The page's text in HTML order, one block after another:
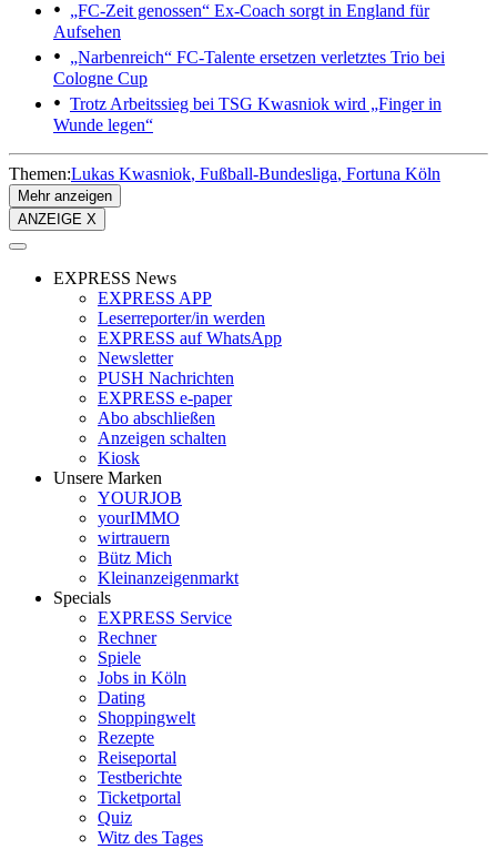
„FC-Zeit genossen“ Ex-Coach sorgt in England für
Aufsehen
„Narbenreich“ FC-Talente ersetzen verletztes Trio bei
Cologne Cup
Trotz Arbeitssieg bei TSG Kwasniok wird „Finger in
Wunde legen“
Themen:Lukas Kwasniok Fußball-Bundesliga Fortuna Köln
Mehr anzeigen
ANZEIGE X
EXPRESS News
EXPRESS APP
Leserreporter/in werden
EXPRESS auf WhatsApp
Newsletter
PUSH Nachrichten
EXPRESS e-paper
Abo abschließen
Anzeigen schalten
Kiosk
Unsere Marken
YOURJOB
yourIMMO
wirtrauern
Bütz Mich
Kleinanzeigenmarkt
Specials
EXPRESS Service
Rechner
Spiele
Jobs in Köln
Dating
Shoppingwelt
Rezepte
Reiseportal
Testberichte
Ticketportal
Quiz
Witz des Tages